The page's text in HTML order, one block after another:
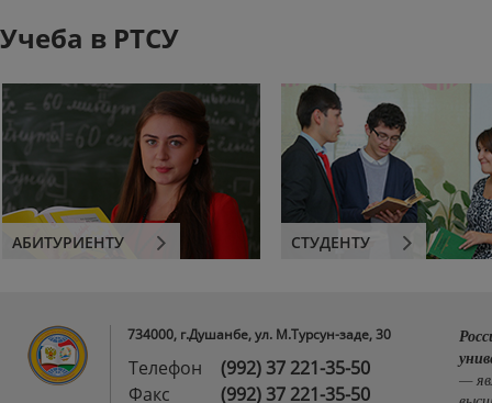
Учеба в РТСУ
АБИТУРИЕНТУ СТУДЕНТУ
734000, г.Душанбе, ул. М.Турсун-заде, 30
Телефон
(992) 37 221-35-50
Факс
(992) 37 221-35-50
—